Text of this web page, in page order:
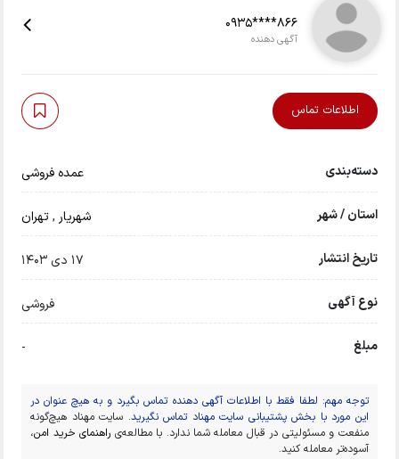
0935****866
آگهی دهنده
اطلاعات تماس
دسته‌بندی عمده فروشی
استان / شهر شهریار ,تهران
تاریخ انتشار 17 دی 1403
نوع آگهی فروشی
مبلغ -
توجه مهم: لطفا فقط با اطلاعات آگهی دهنده تماس بگیرد و به هیچ عنوان در
این مورد با بخش پشتیبانی سایت مهناد تماس نگیرید. سایت مهناد هیچ‌گونه
منفعت و مسئولیتی در قبال معامله شما ندارد. با مطالعه‌ی راهنمای خرید امن،
آسوده‌تر معامله کنید.